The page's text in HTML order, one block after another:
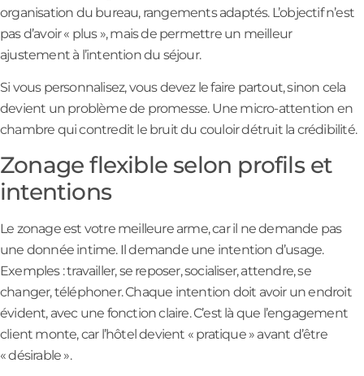
organisation du bureau, rangements adaptés. L’objectif n’est
pas d’avoir « plus », mais de permettre un meilleur
ajustement à l’intention du séjour.
Si vous personnalisez, vous devez le faire partout, sinon cela
devient un problème de promesse. Une micro-attention en
chambre qui contredit le bruit du couloir détruit la crédibilité.
Zonage flexible selon profils et
intentions
Le zonage est votre meilleure arme, car il ne demande pas
une donnée intime. Il demande une intention d’usage.
Exemples : travailler, se reposer, socialiser, attendre, se
changer, téléphoner. Chaque intention doit avoir un endroit
évident, avec une fonction claire. C’est là que l’engagement
client monte, car l’hôtel devient « pratique » avant d’être
« désirable ».